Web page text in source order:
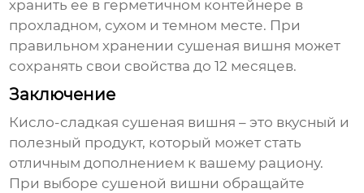
хранить ее в герметичном контейнере в
прохладном, сухом и темном месте. При
правильном хранении сушеная вишня может
сохранять свои свойства до 12 месяцев.
Заключение
Кисло-сладкая сушеная вишня – это вкусный и
полезный продукт, который может стать
отличным дополнением к вашему рациону.
При выборе сушеной вишни обращайте